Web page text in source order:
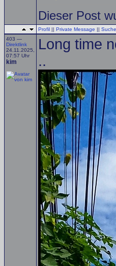
Dieser Post
Profil || Private Message || Suche
403 —
Direktlink
24.11.2025,
07:57 Uhr
kim
Long time
..